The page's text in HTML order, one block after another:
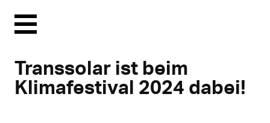
Menu
Transsolar ist beim
Klimafestival 2024 dabei!